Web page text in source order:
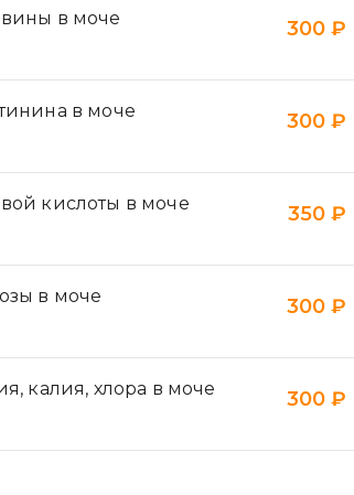
в моче 300 ₽
в моче 300 ₽
кислоты в моче 350 ₽
в моче 300 ₽
калия, хлора в моче 300 ₽